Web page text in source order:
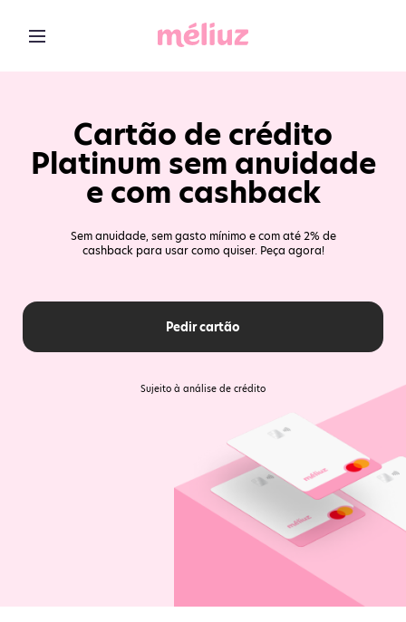
Cartão de crédito
Platinum sem anuidade
e com cashback
Sem anuidade, sem gasto mínimo e com até 2% de
cashback para usar como quiser. Peça agora!
Pedir cartão
Sujeito à análise de crédito